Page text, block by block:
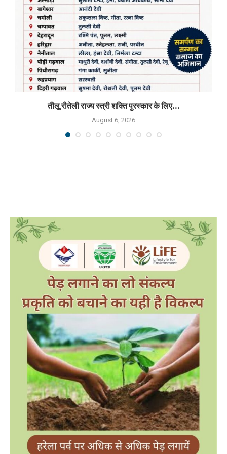
तीलू रौतेली राज्य स्त्री शक्ति पुरस्कार के लिए...
August 6, 2026